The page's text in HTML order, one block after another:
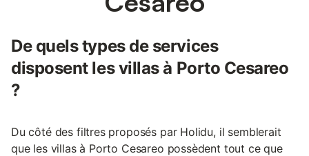
De quels types de services
disposent les villas à Porto Cesareo
?
Du côté des filtres proposés par Holidu, il semblerait
que les villas à Porto Cesareo possèdent tout ce que